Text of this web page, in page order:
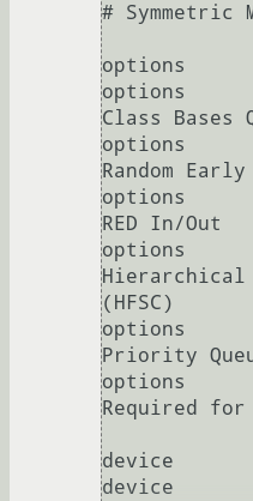
# Symmetric
options
options
Class Bases
options
Random
options
RED In/Out
options
Hierarchical
(HFSC)
options
Priority
options
Required for
device
device